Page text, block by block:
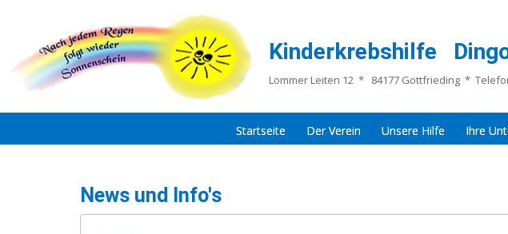
Kinderkrebshilfe
Lommer Leiten 12 * 84177 Gottfrieding *
Startseite Der Verein Unsere Hilfe Ihre
News und Info's